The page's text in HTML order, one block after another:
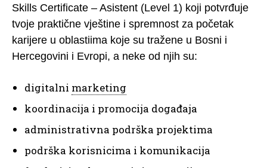
Skills Certificate – Asistent (Level 1) koji potvrđuje
tvoje praktične vještine i spremnost za početak
karijere u oblastiima koje su tražene u Bosni i
Hercegovini i Evropi, a neke od njih su:
digitalni marketing
koordinacija i promocija događaja
administrativna podrška projektima
podrška korisnicima i komunikacija